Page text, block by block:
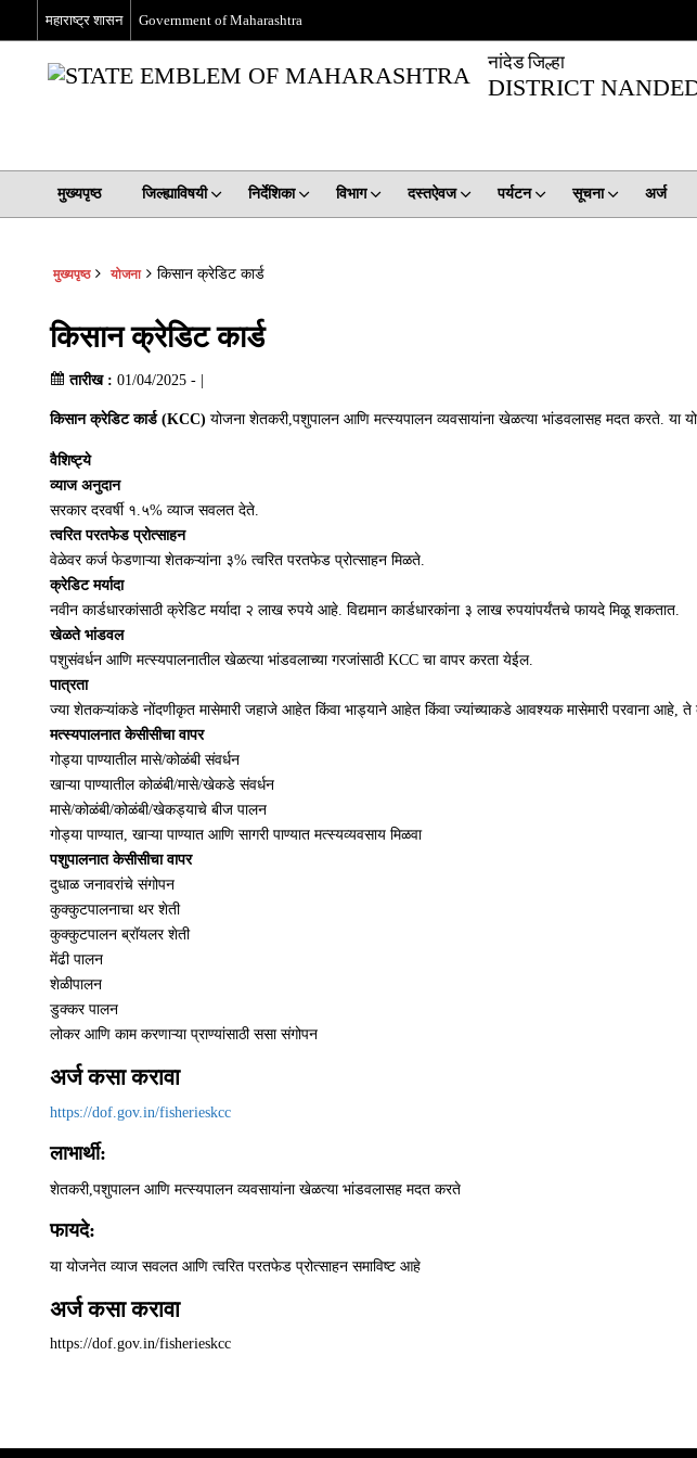
महाराष्ट्र शासन Government of Maharashtra
नांदेड जिल्हा
DISTRICT
मुख्यपृष्ठ जिल्ह्याविषयी निर्देशिका विभाग दस्तऐवज पर्यटन सूचना अर्ज
मुख्यपृष्ठ योजना किसान क्रेडिट कार्ड
किसान क्रेडिट कार्ड
तारीख : 01/04/2025 - |
किसान क्रेडिट कार्ड (KCC) योजना शेतकरी,पशुपालन आणि मत्स्यपालन व्यवसायांना खेळत्या भांडवलासह मदत करते. या
वैशिष्ट्ये
व्याज अनुदान
सरकार दरवर्षी १.५% व्याज सवलत देते.
त्वरित परतफेड प्रोत्साहन
वेळेवर कर्ज फेडणाऱ्या शेतकऱ्यांना ३% त्वरित परतफेड प्रोत्साहन मिळते.
क्रेडिट मर्यादा
नवीन कार्डधारकांसाठी क्रेडिट मर्यादा २ लाख रुपये आहे. विद्यमान कार्डधारकांना ३ लाख रुपयांपर्यंतचे फायदे मिळू शकतात.
खेळते भांडवल
पशुसंवर्धन आणि मत्स्यपालनातील खेळत्या भांडवलाच्या गरजांसाठी KCC चा वापर करता येईल.
पात्रता
ज्या शेतकऱ्यांकडे नोंदणीकृत मासेमारी जहाजे आहेत किंवा भाड्याने आहेत किंवा ज्यांच्याकडे आवश्यक मासेमारी परवाना आहे,
मत्स्यपालनात केसीसीचा वापर
गोड्या पाण्यातील मासे/कोळंबी संवर्धन
खाऱ्या पाण्यातील कोळंबी/मासे/खेकडे संवर्धन
मासे/कोळंबी/कोळंबी/खेकड्याचे बीज पालन
गोड्या पाण्यात, खाऱ्या पाण्यात आणि सागरी पाण्यात मत्स्यव्यवसाय मिळवा
पशुपालनात केसीसीचा वापर
दुधाळ जनावरांचे संगोपन
कुक्कुटपालनाचा थर शेती
कुक्कुटपालन ब्रॉयलर शेती
मेंढी पालन
शेळीपालन
डुक्कर पालन
लोकर आणि काम करणाऱ्या प्राण्यांसाठी ससा संगोपन
अर्ज कसा करावा
https://dof.gov.in/fisherieskcc
लाभार्थी:
शेतकरी,पशुपालन आणि मत्स्यपालन व्यवसायांना खेळत्या भांडवलासह मदत करते
फायदे:
या योजनेत व्याज सवलत आणि त्वरित परतफेड प्रोत्साहन समाविष्ट आहे
अर्ज कसा करावा
https://dof.gov.in/fisherieskcc